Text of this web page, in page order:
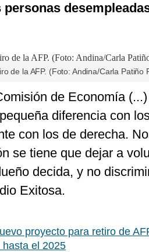
de la AFP. (Foto: Andina/Carla Patiño
de Economía
diferencia con
con los de derecha.
se tiene que dejar a
decida, y no
Exitosa.
proyecto para retiro de
el 2025